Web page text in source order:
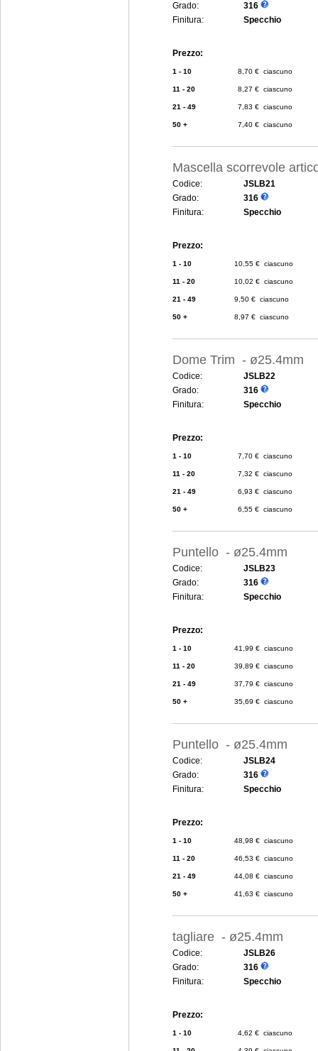
Grado:
316
Finitura:
Specchio
Prezzo:
1 - 10 8,70 € ciascuno
11 - 20 8,27 € ciascuno
21 - 49 7,83 € ciascuno
50 + 7,40 € ciascuno
Mascella scorrevole
Codice:
JSLB21
Grado:
316
Finitura:
Specchio
Prezzo:
1 - 10 10,55 € ciascuno
11 - 20 10,02 € ciascuno
21 - 49 9,50 € ciascuno
50 + 8,97 € ciascuno
Dome Trim - ø25.4mm
Codice:
JSLB22
Grado:
316
Finitura:
Specchio
Prezzo:
1 - 10 7,70 € ciascuno
11 - 20 7,32 € ciascuno
21 - 49 6,93 € ciascuno
50 + 6,55 € ciascuno
Puntello - ø25.4mm
Codice:
JSLB23
Grado:
316
Finitura:
Specchio
Prezzo:
1 - 10 41,99 € ciascuno
11 - 20 39,89 € ciascuno
21 - 49 37,79 € ciascuno
50 + 35,69 € ciascuno
Puntello - ø25.4mm
Codice:
JSLB24
Grado:
316
Finitura:
Specchio
Prezzo:
1 - 10 48,98 € ciascuno
11 - 20 46,53 € ciascuno
21 - 49 44,08 € ciascuno
50 + 41,63 € ciascuno
tagliare - ø25.4mm
Codice:
JSLB26
Grado:
316
Finitura:
Specchio
Prezzo:
1 - 10 4,62 € ciascuno